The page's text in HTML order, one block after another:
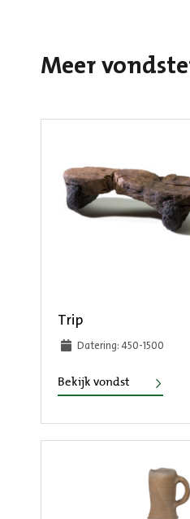
Meer
Trip
Datering: 450-1500
Bekijk vondst